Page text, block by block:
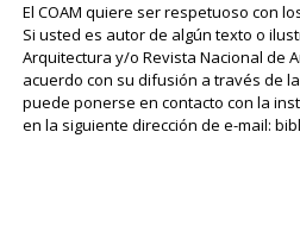
El COAM quiere ser respetuoso con
Si usted es autor de algún texto o
Arquitectura y/o Revista Nacional de
acuerdo con su difusión a través de
puede ponerse en contacto con la
en la siguiente dirección de e-mail: